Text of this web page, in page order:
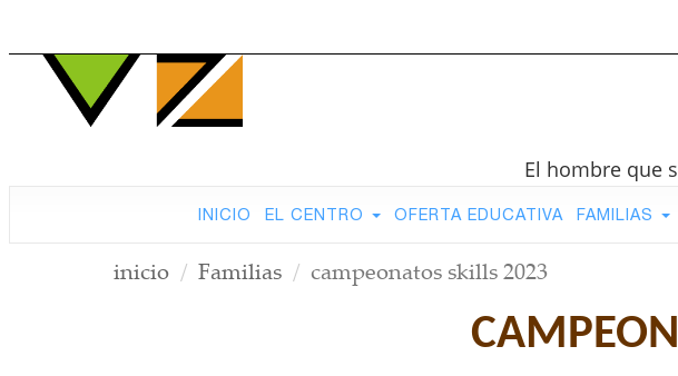
El hombre que
INICIO EL CENTRO OFERTA EDUCATIVA FAMILIAS
inicio Familias campeonatos skills 2023